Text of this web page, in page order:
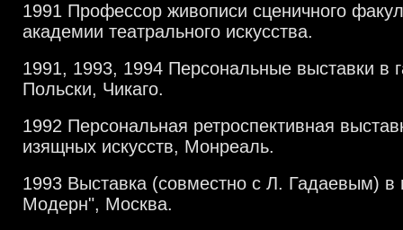
1991 Профессор живописи сценичного
академии театрального искусства.
1991, 1993, 1994 Персональные выставки в
Польски, Чикаго.
1992 Персональная ретроспективная
изящных искусств, Монреаль.
1993 Выставка (совместно с Л. Гадаевым) в
Модерн", Москва.